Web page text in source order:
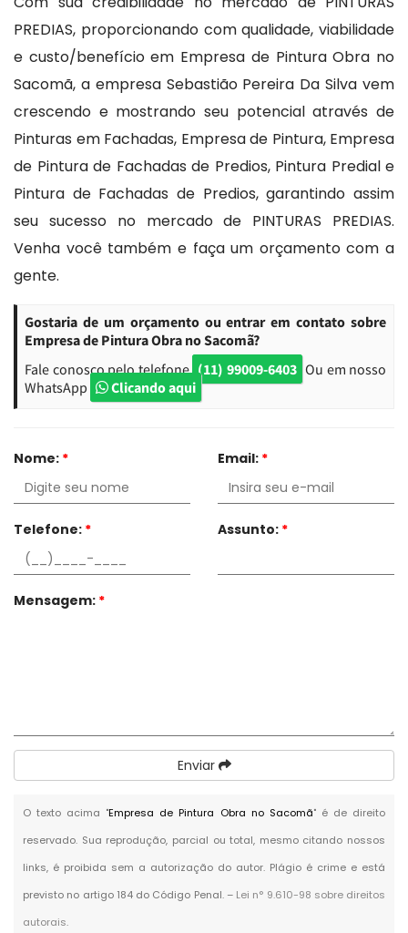
PREDIAS, proporcionando com qualidade, viabilidade
e custo/benefício em Empresa de Pintura Obra no
Sacomã, a empresa Sebastião Pereira Da Silva vem
crescendo e mostrando seu potencial através de
Pinturas em Fachadas, Empresa de Pintura, Empresa
de Pintura de Fachadas de Predios, Pintura Predial e
Pintura de Fachadas de Predios, garantindo assim
seu sucesso no mercado de PINTURAS PREDIAS.
Venha você também e faça um orçamento com a
gente.
Gostaria de um orçamento ou entrar em contato sobre
Empresa de Pintura Obra no Sacomã?
Fale conosco pelo telefone (11) 99009-6403 Ou em nosso
WhatsApp
Clicando aqui
Nome: * Email: *
Telefone: * Assunto: *
Mensagem: *
Enviar
O texto acima "Empresa de Pintura Obra no Sacomã" é de direito
reservado. Sua reprodução, parcial ou total, mesmo citando nossos
links, é proibida sem a autorização do autor. Plágio é crime e está
previsto no artigo 184 do Código Penal. – Lei n° 9.610-98 sobre direitos
autorais.